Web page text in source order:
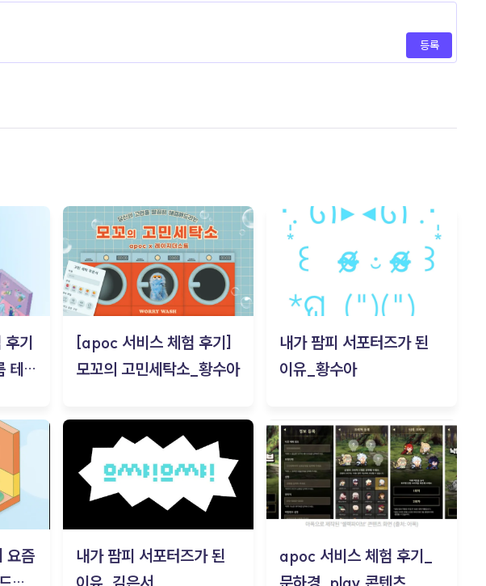
등록
기
테스
[apoc 서비스 체험 후기]
모꼬의 고민세탁소_황수아
내가 팜피 서포터즈가 된
이유_황수아
요즘
내가 팜피 서포터즈가 된
apoc 서비스 체험 후기_